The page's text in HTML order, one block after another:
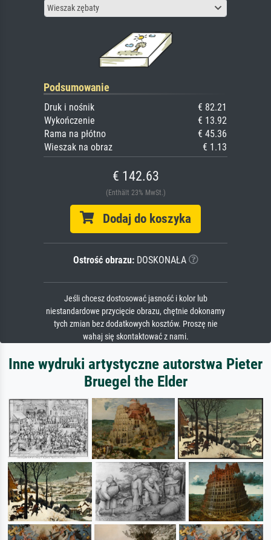
Wieszak zębaty
Podsumowanie
Druk i nośnik
€ 82.21
Wykończenie
€ 13.92
Rama na płótno
€ 45.36
Wieszak na obraz
€ 1.13
€ 142.63
(Enthält 23% MwSt.)
Dodaj do koszyka
Ostrość obrazu:DOSKONAŁA
Jeśli chcesz dostosować jasność i kolor lub
niestandardowe przycięcie obrazu, chętnie dokonamy
tych zmian bez dodatkowych kosztów. Proszę nie
wahaj się skontaktować z nami.
Inne wydruki artystyczne autorstwa Pieter
Bruegel the Elder